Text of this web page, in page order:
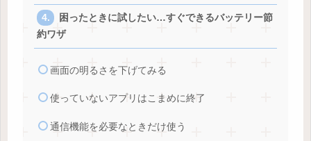
困ったときに試したい…すぐできるバッテリー節
約ワザ
画面の明るさを下げてみる
使っていないアプリはこまめに終了
通信機能を必要なときだけ使う